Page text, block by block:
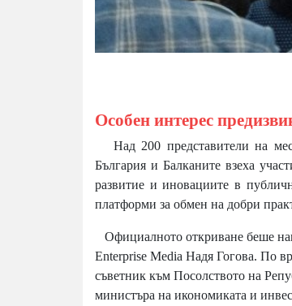
Особен интерес
Над 200 представители на
България и Балканите взеха
развитие и иновациите в
платформи за обмен на добри
Официалното откриване беше
Enterprise Media Надя Гогова. По
съветник към Посолството на
министъра на икономиката и